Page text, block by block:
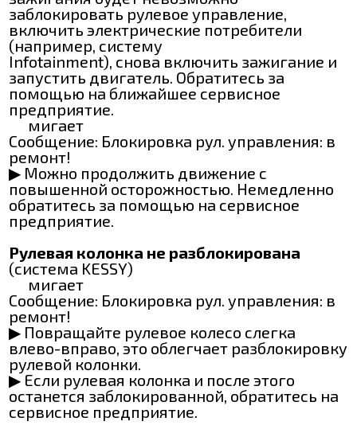
заблокировать рулевое управление,
включить электрические потребители
(например, систему
Infotainment), снова включить зажигание и
запустить двигатель. Обратитесь за
помощью на ближайшее сервисное
предприятие.
мигает
Сообщение: Блокировка рул. управления: в
ремонт!
▶ Можно продолжить движение с
повышенной осторожностью. Немедленно
обратитесь за помощью на сервисное
предприятие.
Рулевая колонка не разблокирована
(система KESSY)
мигает
Сообщение: Блокировка рул. управления: в
ремонт!
▶ Повращайте рулевое колесо слегка
влево-вправо, это облегчает разблокировку
рулевой колонки.
▶ Если рулевая колонка и после этого
останется заблокированной, обратитесь на
сервисное предприятие.